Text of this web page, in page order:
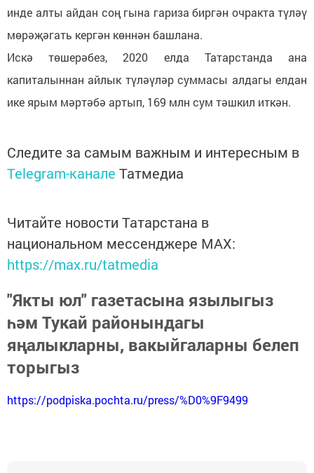
инде алты айдан соң гына гариза биргән очракта түләү
мөрәҗәгать кергән көннән башлана.
Искә төшерәбез, 2020 елда Татарстанда ана
капиталыннан айлык түләүләр суммасы алдагы елдан
ике ярым мәртәбә артып, 169 млн сум тәшкил иткән.
Следите за самым важным и интересным в
Telegram-канале Татмедиа
Читайте новости Татарстана в
национальном мессенджере MАХ:
https://max.ru/tatmedia
"Якты юл" газетасына язылыгыз
һәм Тукай районындагы
яңалыкларны, вакыйгаларны белеп
торыгыз
https://podpiska.pochta.ru/press/%D0%9F9499